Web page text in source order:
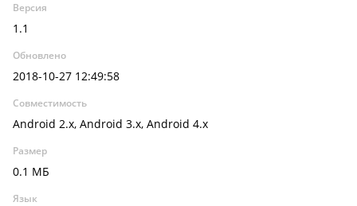
Версия
1.1
Обновлено
2018-10-27 12:49:58
Совместимость
Android 2.x, Android 3.x, Android 4.x
Размер
0.1 МБ
Язык